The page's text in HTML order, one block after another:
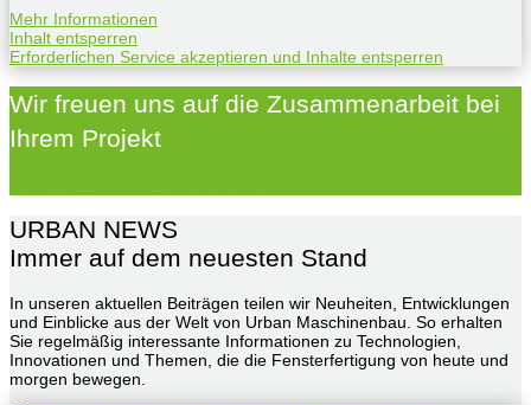
Mehr Informationen
Inhalt entsperren
Erforderlichen Service akzeptieren und Inhalte entsperren
Wir freuen uns auf die Zusammenarbeit bei
Ihrem Projekt
URBAN NEWS
Immer auf dem neuesten Stand
In unseren aktuellen Beiträgen teilen wir Neuheiten, Entwicklungen
und Einblicke aus der Welt von Urban Maschinenbau. So erhalten
Sie regelmäßig interessante Informationen zu Technologien,
Innovationen und Themen, die die Fensterfertigung von heute und
morgen bewegen.